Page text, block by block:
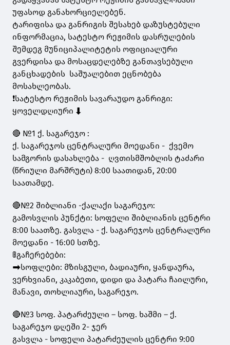
უფასოდ განახორციელებენ.
ტარიფისა და განრიგის შესახებ დაზუსტებული
ინფორმაცია, სატესტო რეჟიმის დასრულების
შემდეგ მუნიციპალიტეტის ოფიციალური
გვერდისა და მოსაცდელებზე განთავსებული
განცხადების საშუალებით ეცნობება
მოსახლეობას.
❗️სატესტო რეჟიმის სავარაუდო განრიგი:
ყოველდღიური ⬇️
🔴 №1 ქ. საგარეჯო :
ქ. საგარეჯოს ცენტრალური მოედანი - ქვემო
სამგორის დასახლება - ღვთისმშობლის ტაძარი
(წრიული მარშრუტი) 8:00 საათიდან, 20:00
საათამდე.
🔴№2 შიბლიანი -ქალაქი საგარეჯო:
გამოსვლის პუნქტი: სოფელი შიბლიანის ცენტრი
8:00 საათზე. გასვლა - ქ. საგარეჯოს ცენტრალური
მოედანი - 16:00 სთზე.
🚦გაჩერებები:
➡️სოფლები: მზისგული, ბადიაური, ყანდაურა,
ვერხვიანი, კაკაბეთი, დიდი და პატარა ჩაილური,
მანავი, თოხლიაური, საგარეჯო.
🔴№3 სოფ. პატარძეული – სოფ. ხაშმი – ქ.
საგარეჯო დღეში 2- ჯერ
გასვლა - სოფელი პატარძეულის ცენტრი 9:00